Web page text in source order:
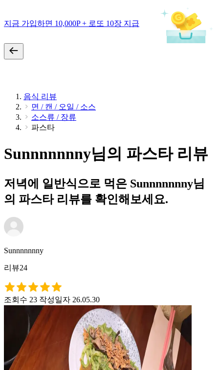
지금 가입하면 10,000P + 로또 10장 지급
음식 리뷰
면 / 캔 / 오일 / 소스
소스류 / 장류
파스타
Sunnnnnnny님의 파스타 리뷰
저녁에 일반식으로 먹은 Sunnnnnnny님
의 파스타 리뷰를 확인해보세요.
Sunnnnnnny
리뷰24
조회수 23 작성일자 26.05.30